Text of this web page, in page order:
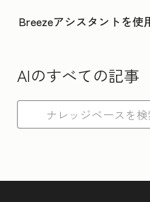
Breezeアシスタントを使
AIのすべての記事